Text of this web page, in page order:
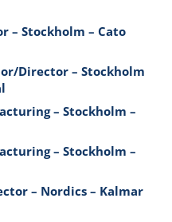
– Stockholm – Cato
Director – Stockholm
– Stockholm –
– Stockholm –
– Nordics – Kalmar